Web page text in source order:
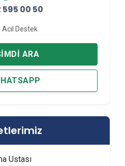
595 00 50
Acil Destek
ARA
Ustası